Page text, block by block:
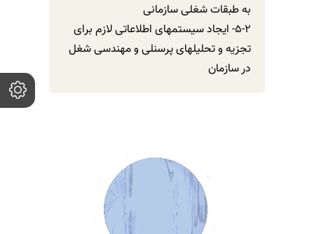
به طبقات شغلی سازمانی
5-2- ایجاد سیستمهای اطلاعاتی لازم برای
تجزیه و تحلیلهای پرسنلی و مهندسی شغل
در سازمان